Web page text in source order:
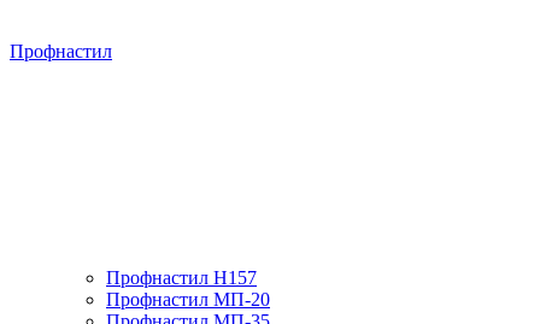
Профнастил
Профнастил H157
Профнастил МП-20